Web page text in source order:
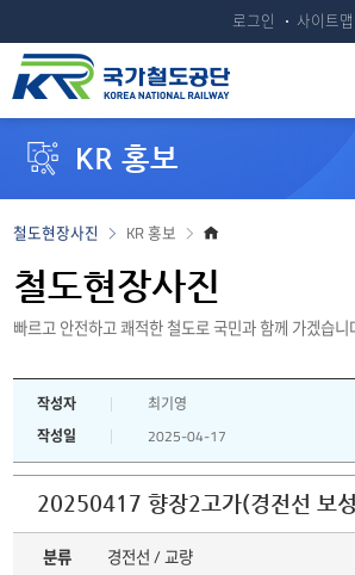
로그인 사이트맵
KR 홍보
KR 홍보
철도현장사진
철도현장사진
빠르고 안전하고 쾌적한 철도로 국민과 함께 가겠습니
작성자
최기영
작성일
2025-04-17
20250417 향장2고가(경전선 보
분류 경전선 / 교량